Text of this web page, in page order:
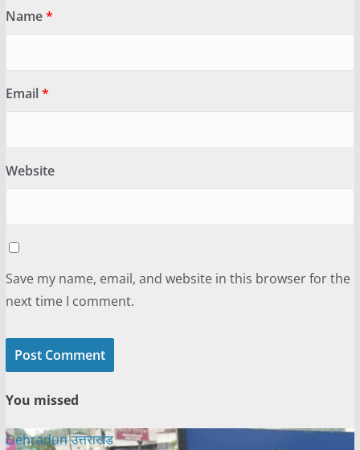
Name*
Email*
Website
Save my name, email, and website in this browser for the
next time I comment.
You missed
Dehradunउत्तराखंड